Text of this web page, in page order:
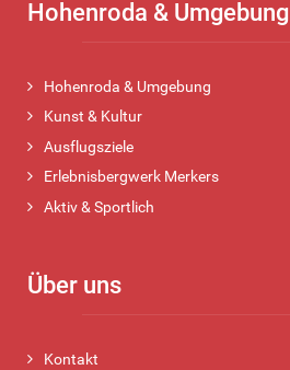
Hohenroda & Umgebung
Hohenroda & Umgebung
Kunst & Kultur
Ausflugsziele
Erlebnisbergwerk Merkers
Aktiv & Sportlich
Über uns
Kontakt